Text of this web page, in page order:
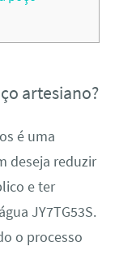
artesiano?
é uma
deseja reduzir
e ter
JY7TG53S.
o processo